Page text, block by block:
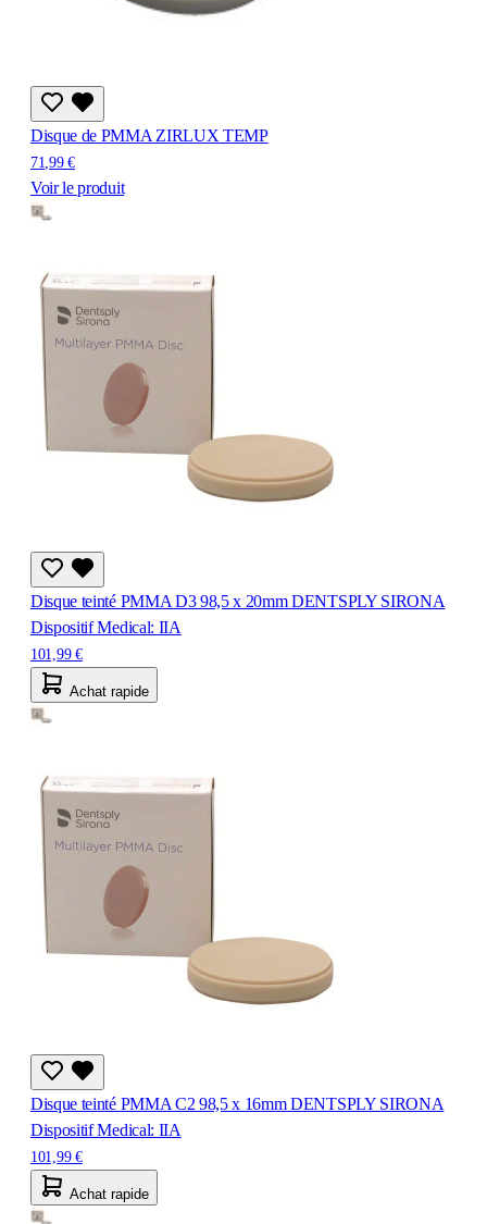
Disque de PMMA ZIRLUX TEMP
71,99 €
Voir le produit
Disque teinté PMMA D3 98,5 x 20mm DENTSPLY SIRONA
Dispositif Medical: IIA
101,99 €
Achat rapide
Disque teinté PMMA C2 98,5 x 16mm DENTSPLY SIRONA
Dispositif Medical: IIA
101,99 €
Achat rapide